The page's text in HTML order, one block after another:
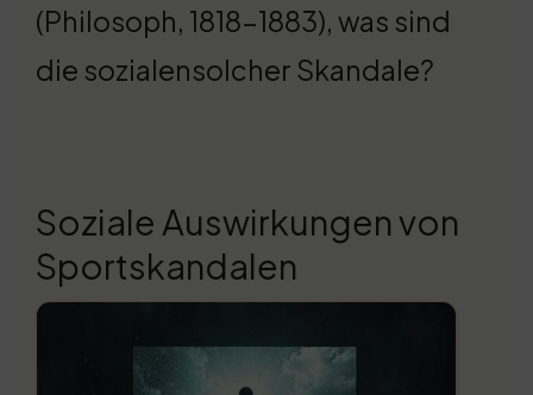
(Philosoph, 1818-1883), was sind
die sozialensolcher Skandale?
Soziale Auswirkungen von
Sportskandalen